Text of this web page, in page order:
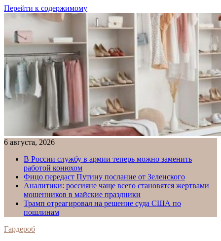
Перейти к содержимому
6 августа, 2026
В России службу в армии теперь можно заменить
работой конюхом
Фицо передаст Путину послание от Зеленского
Аналитики: россияне чаще всего становятся жертвами
мошенников в майские праздники
Трамп отреагировал на решение суда США по
пошлинам
Гардероб